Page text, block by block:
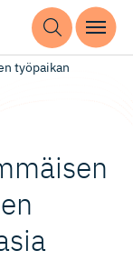
työpaikan